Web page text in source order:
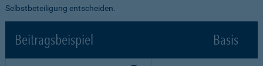
Selbstbeteiligung entscheiden.
Beitragsbeispiel Basis